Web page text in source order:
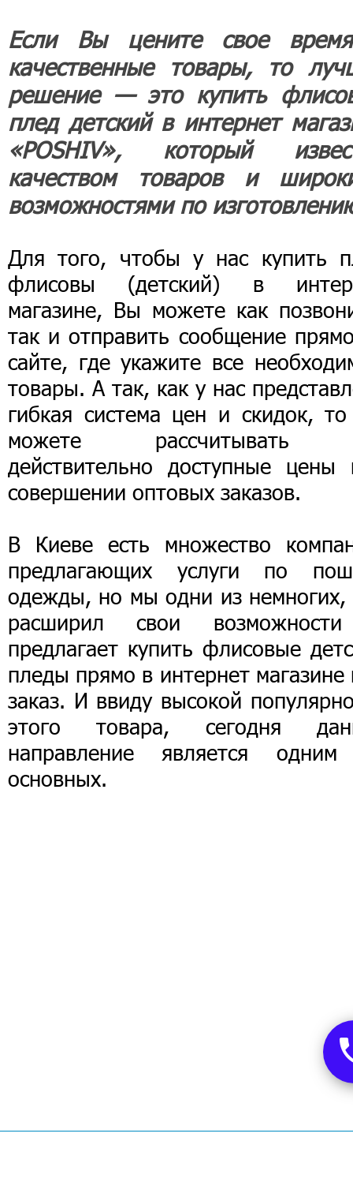
Если Вы цените свое
качественные товары, то
решение — это купить
плед детский в интернет
«POSHIV», который
качеством товаров и
возможностями по
Для того, чтобы у нас купить
флисовы (детский) в
магазине, Вы можете как
так и отправить сообщение
сайте, где укажите все
товары. А так, как у нас
гибкая система цен и скидок,
можете рассчитывать
действительно доступные цены
совершении оптовых заказов.
В Киеве есть множество
предлагающих услуги по
одежды, но мы одни из немногих,
расширил свои
предлагает купить флисовые
пледы прямо в интернет магазине
заказ. И ввиду высокой
этого товара, сегодня
направление является
основных.